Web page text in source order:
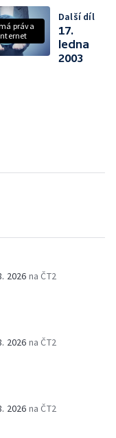
práva
Další díl
17.
ledna
2003
2026 na ČT2
2026 na ČT2
2026 na ČT2